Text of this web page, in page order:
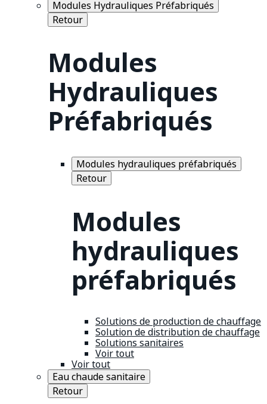
Modules Hydrauliques Préfabriqués
Retour
Modules
Hydrauliques
Préfabriqués
Modules hydrauliques préfabriqués
Retour
Modules
hydrauliques
préfabriqués
Solutions de production de chauffage
Solution de distribution de chauffage
Solutions sanitaires
Voir tout
Voir tout
Eau chaude sanitaire
Retour